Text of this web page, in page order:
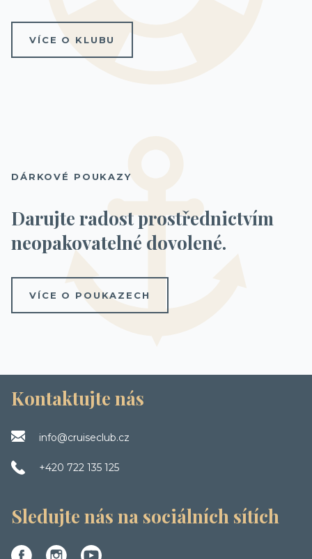
VÍCE O KLUBU
DÁRKOVÉ POUKAZY
Darujte radost prostřednictvím
neopakovatelné dovolené.
VÍCE O POUKAZECH
Kontaktujte nás
info@cruiseclub.cz
+420 722 135 125
Sledujte nás na sociálních sítích